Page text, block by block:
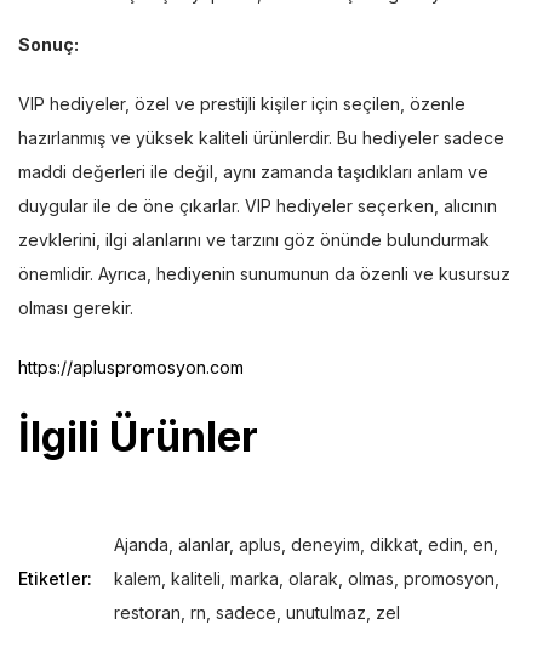
Sonuç:
VIP hediyeler, özel ve prestijli kişiler için seçilen, özenle
hazırlanmış ve yüksek kaliteli ürünlerdir. Bu hediyeler sadece
maddi değerleri ile değil, aynı zamanda taşıdıkları anlam ve
duygular ile de öne çıkarlar. VIP hediyeler seçerken, alıcının
zevklerini, ilgi alanlarını ve tarzını göz önünde bulundurmak
önemlidir. Ayrıca, hediyenin sunumunun da özenli ve kusursuz
olması gerekir.
https://apluspromosyon.com
İlgili Ürünler
Etiketler:
Ajanda alanlar, aplus deneyim dikkat edin en
kalem kaliteli marka olarak olmas promosyon
restoran rn sadece unutulmaz zel